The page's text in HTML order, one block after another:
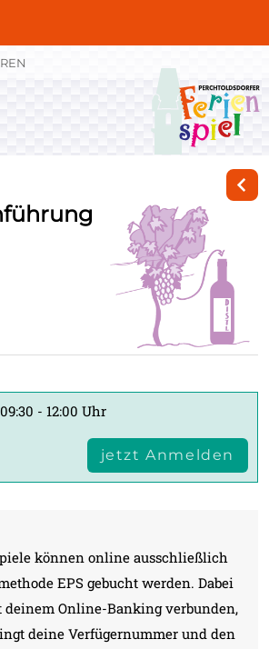
- 12:00 Uhr
jetzt Anmelden
können online ausschließlich
EPS gebucht werden. Dabei
Online-Banking verbunden,
deine Verfügernummer und den